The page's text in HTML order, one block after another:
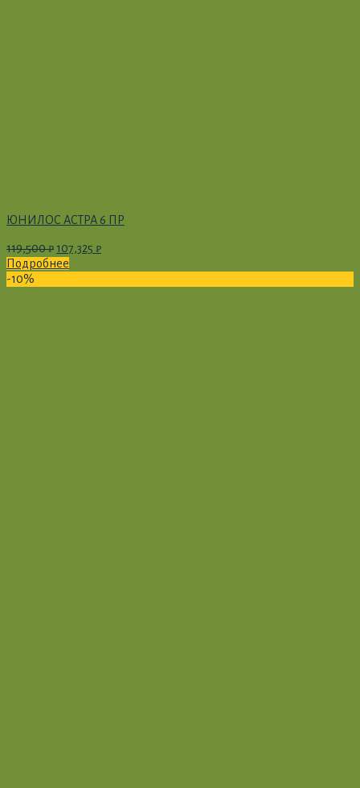
ЮНИЛОС АСТРА 6 ПР
119,500₽ 107,325 ₽
Подробнее
-10%